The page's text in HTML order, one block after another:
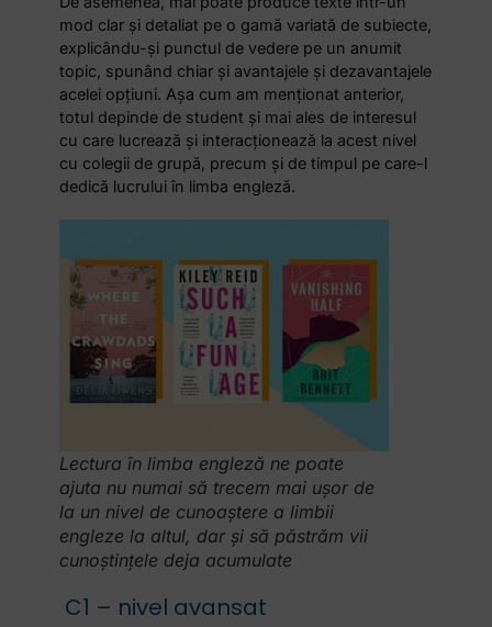
mod clar și detaliat pe o gamă variată de subiecte,
explicându-și punctul de vedere pe un anumit
topic, spunând chiar și avantajele și dezavantajele
acelei opțiuni. Așa cum am menționat anterior,
totul depinde de student și mai ales de interesul
cu care lucrează și interacționează la acest nivel
cu colegii de grupă, precum și de timpul pe care-l
dedică lucrului în limba engleză.
Lectura în limba engleză ne poate
ajuta nu numai să trecem mai ușor de
la un nivel de cunoaștere a limbii
engleze la altul, dar și să păstrăm vii
cunoștințele deja acumulate
C1 – nivel avansat